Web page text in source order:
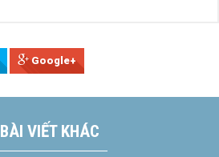
Google+
BÀI VIẾT KHÁC